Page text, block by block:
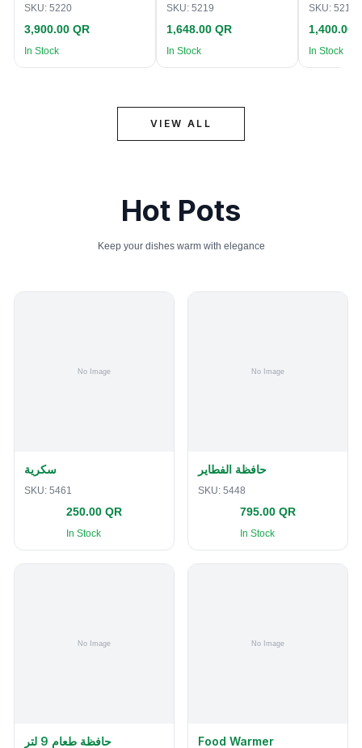
SKU: 5220
3,900.00 QR
In Stock
SKU: 5219
1,648.00 QR
In Stock
SKU: 5218
1,400.00
In Stock
VIEW ALL
Hot Pots
Keep your dishes warm with elegance
سكرية
SKU: 5461
250.00 QR
In Stock
حافظة الفطاير
SKU: 5448
795.00 QR
In Stock
حافظة طعام 9 لتر Food Warmer